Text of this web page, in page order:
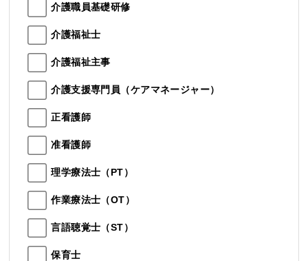
介護職員基礎研修
介護福祉士
介護福祉主事
介護支援専門員（ケアマネージャー）
正看護師
准看護師
理学療法士（PT）
作業療法士（OT）
言語聴覚士（ST）
保育士